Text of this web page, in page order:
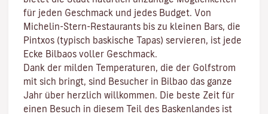
für jeden Geschmack und jedes Budget. Von
Michelin-Stern-Restaurants bis zu kleinen Bars, die
Pintxos (typisch baskische Tapas) servieren, ist jede
Ecke Bilbaos voller Geschmack.
Dank der milden Temperaturen, die der Golfstrom
mit sich bringt, sind Besucher in Bilbao das ganze
Jahr über herzlich willkommen. Die beste Zeit für
einen Besuch in diesem Teil des Baskenlandes ist